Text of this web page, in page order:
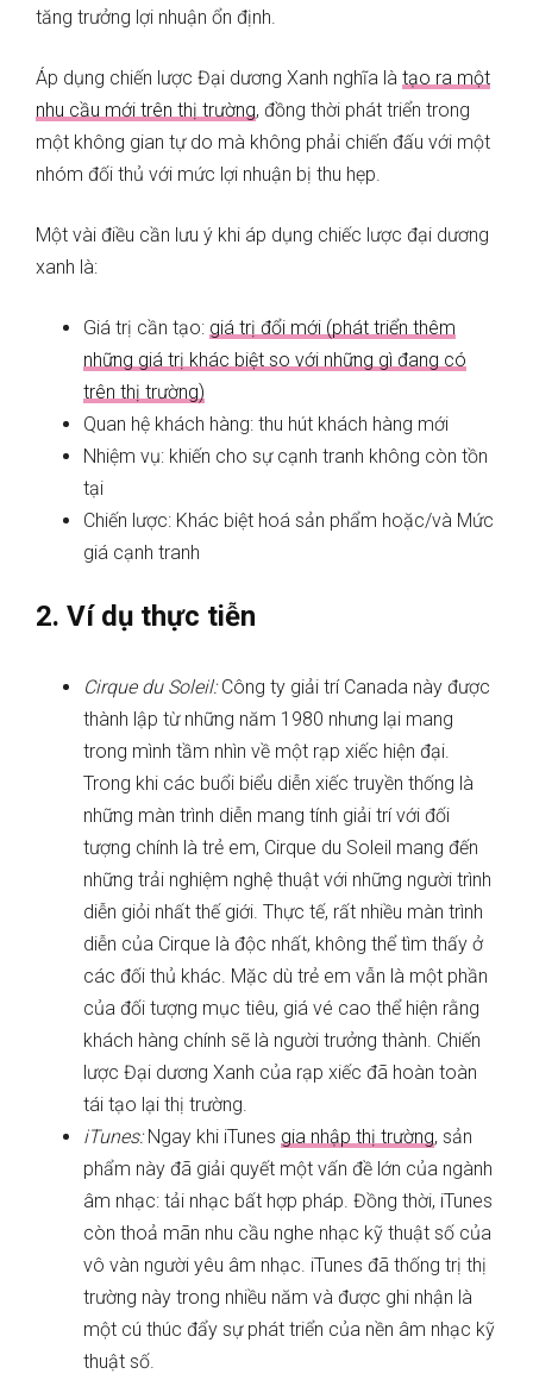
tăng trưởng lợi nhuận ổn định.
Áp dụng chiến lược Đại dương Xanh nghĩa là tạo ra một
nhu cầu mới trên thị trường, đồng thời phát triển trong
một không gian tự do mà không phải chiến đấu với một
nhóm đối thủ với mức lợi nhuận bị thu hẹp.
Một vài điều cần lưu ý khi áp dụng chiếc lược đại dương
xanh là:
Giá trị cần tạo: giá trị đổi mới (phát triển thêm
những giá trị khác biệt so với những gì đang có
trên thị trường)
Quan hệ khách hàng: thu hút khách hàng mới
Nhiệm vụ: khiến cho sự cạnh tranh không còn tồn
tại
Chiến lược: Khác biệt hoá sản phẩm hoặc/và Mức
giá cạnh tranh
2. Ví dụ thực tiễn
Cirque du Soleil:Công ty giải trí Canada này được
thành lập từ những năm 1980 nhưng lại mang
trong mình tầm nhìn về một rạp xiếc hiện đại.
Trong khi các buổi biểu diễn xiếc truyền thống là
những màn trình diễn mang tính giải trí với đối
tượng chính là trẻ em, Cirque du Soleil mang đến
những trải nghiệm nghệ thuật với những người trình
diễn giỏi nhất thế giới. Thực tế, rất nhiều màn trình
diễn của Cirque là độc nhất, không thể tìm thấy ở
các đối thủ khác. Mặc dù trẻ em vẫn là một phần
của đối tượng mục tiêu, giá vé cao thể hiện rằng
khách hàng chính sẽ là người trưởng thành. Chiến
lược Đại dương Xanh của rạp xiếc đã hoàn toàn
tái tạo lại thị trường.
iTunes:Ngay khi iTunes gia nhập thị trường, sản
phẩm này đã giải quyết một vấn đề lớn của ngành
âm nhạc: tải nhạc bất hợp pháp. Đồng thời, iTunes
còn thoả mãn nhu cầu nghe nhạc kỹ thuật số của
vô vàn người yêu âm nhạc. iTunes đã thống trị thị
trường này trong nhiều năm và được ghi nhận là
một cú thúc đẩy sự phát triển của nền âm nhạc kỹ
thuật số.